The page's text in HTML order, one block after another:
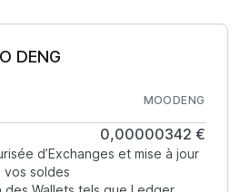
DENG
MOODENG
0,00000342 €
d’Exchanges et mise à jour
vos soldes